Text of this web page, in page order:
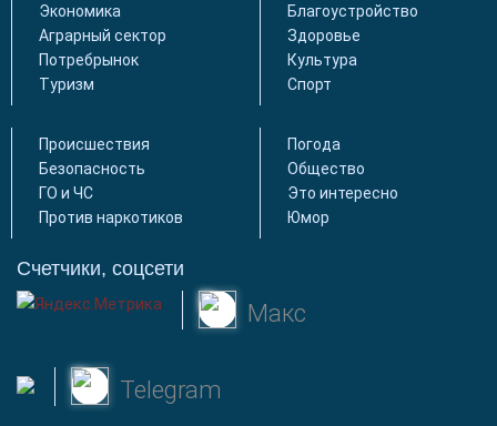
Экономика
Аграрный сектор
Потребрынок
Туризм
Благоустройство
Здоровье
Культура
Спорт
Происшествия
Безопасность
ГО и ЧС
Против наркотиков
Погода
Общество
Это интересно
Юмор
Счетчики, соцсети
Макс
Telegram